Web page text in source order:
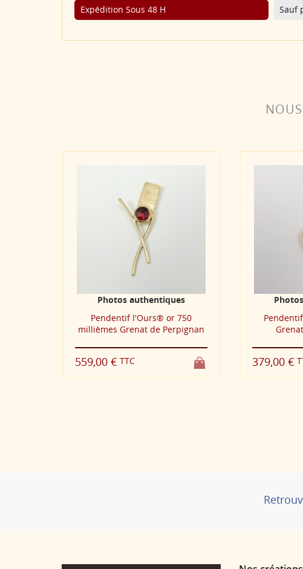
Expédition Sous 48 H Sauf
Photos authentiques
Pendentif or 750 millièmes
Grenat de Perpignan
379,00 €